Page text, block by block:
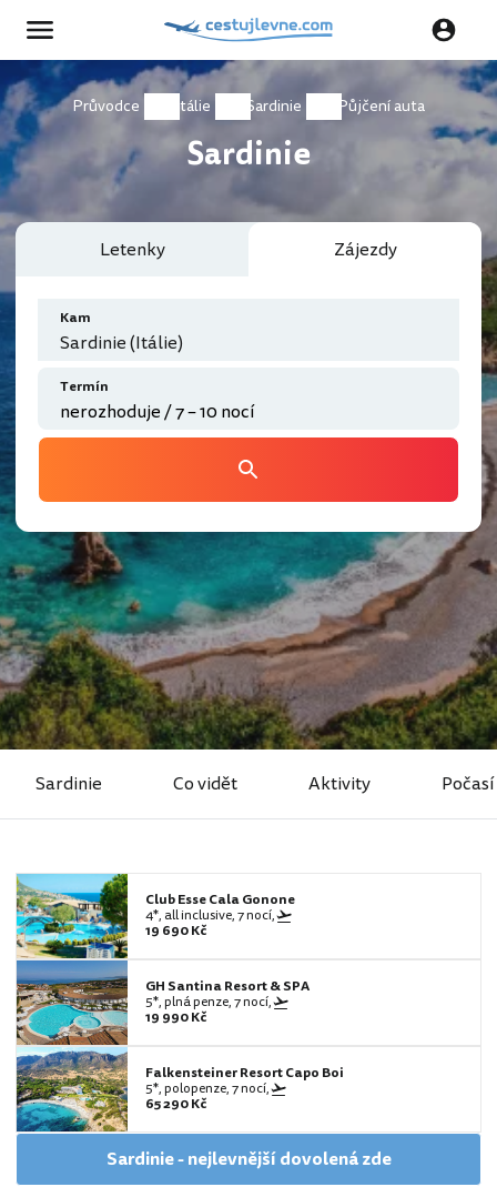
Průvodce Itálie Sardinie Půjčení auta
Sardinie
Letenky Zájezdy
Kam
Sardinie (Itálie)
Termín
Sardinie Co vidět Aktivity Počasí
Club Esse Cala Gonone
4*, all inclusive, 7 nocí,
19 690 Kč
GH Santina Resort & SPA
5*, plná penze, 7 nocí,
19 990 Kč
Falkensteiner Resort Capo Boi
5*, polopenze, 7 nocí,
65 290 Kč
Sardinie - nejlevnější dovolená zde